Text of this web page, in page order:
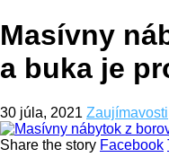
Masívny
a buka je
30 júla, 2021 Zaujímavosti
Share the story Facebook